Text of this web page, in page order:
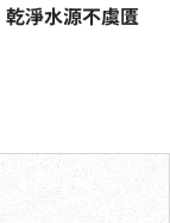
乾淨水源不虞匱